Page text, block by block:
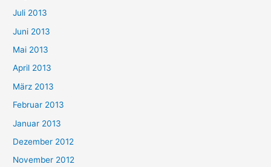
Juli 2013
Juni 2013
Mai 2013
April 2013
März 2013
Februar 2013
Januar 2013
Dezember 2012
November 2012